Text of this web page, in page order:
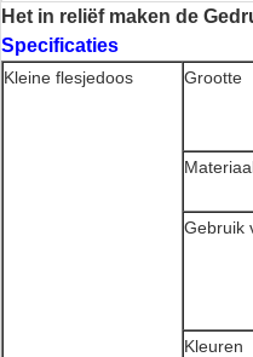
Het in reliëf maken de
Specificaties
Kleine flesjedoos Grootte
Gebruik
Kleuren